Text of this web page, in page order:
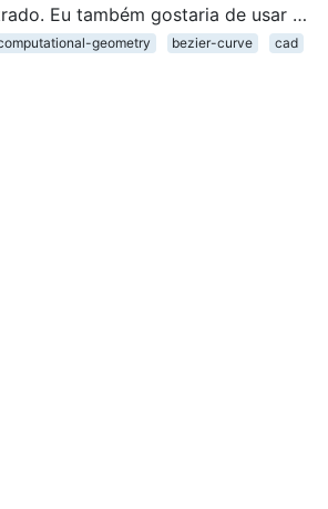
Eu também gostaria de usar …
geometry bezier-curve cad